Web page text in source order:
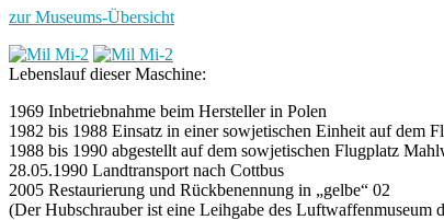
zur Museums-Übersicht
Lebenslauf dieser Maschine:
1969 Inbetriebnahme beim Hersteller in Polen
1982 bis 1988 Einsatz in einer sowjetischen Einheit auf dem
1988 bis 1990 abgestellt auf dem sowjetischen Flugplatz
28.05.1990 Landtransport nach Cottbus
2005 Restaurierung und Rückbenennung in „gelbe“ 02
(Der Hubschrauber ist eine Leihgabe des Luftwaffenmuseum